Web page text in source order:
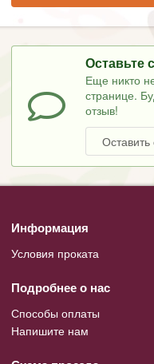
Оставьте
Еще никто
странице.
отзыв!
Оставить
Информация
Условия проката
Подробнее о нас
Способы оплаты
Напишите нам